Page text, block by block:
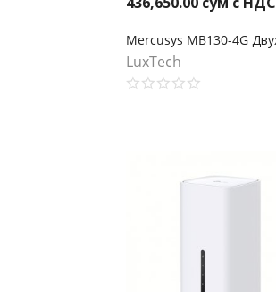
LuxTech